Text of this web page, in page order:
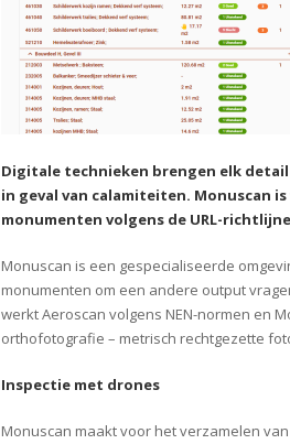
Digitale technieken brengen elk
in geval van calamiteiten. Monuscan
monumenten volgens de URL-
Monuscan is een gespecialiseerde
monumenten om een andere output
werkt Aeroscan volgens NEN-normen en
orthofotografie – metrisch rechtgezette
Inspectie met drones
Monuscan maakt voor het verzamelen